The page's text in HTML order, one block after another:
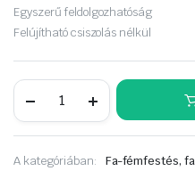
Egyszerű feldolgozhatóság
Felújítható csiszolás nélkül
Pflege-
0,75L
mennyiség
A kategóriában: Fa-fémfestés,